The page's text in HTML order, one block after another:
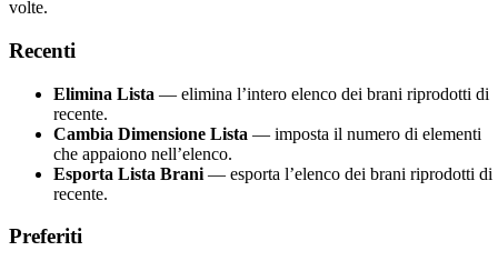
volte.
Recenti
Elimina Lista — elimina l’intero elenco dei brani riprodotti di
recente.
Cambia Dimensione Lista — imposta il numero di elementi
che appaiono nell’elenco.
Esporta Lista Brani — esporta l’elenco dei brani riprodotti di
recente.
Preferiti